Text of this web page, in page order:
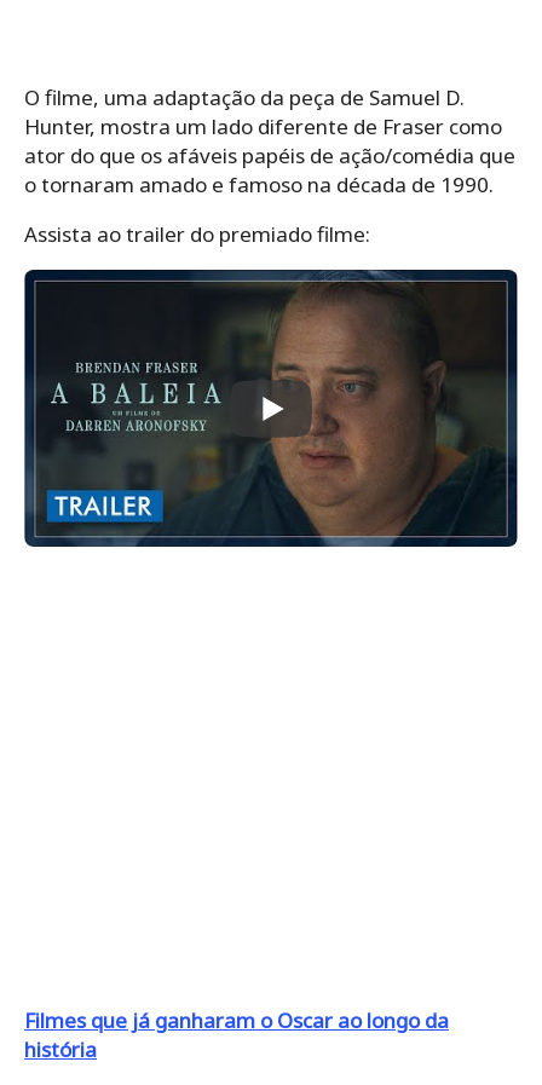
O filme, uma adaptação da peça de Samuel D.
Hunter, mostra um lado diferente de Fraser como
ator do que os afáveis ​​papéis de ação/comédia que
o tornaram amado e famoso na década de 1990.
Assista ao trailer do premiado filme:
Filmes que já ganharam o Oscar ao longo da
história